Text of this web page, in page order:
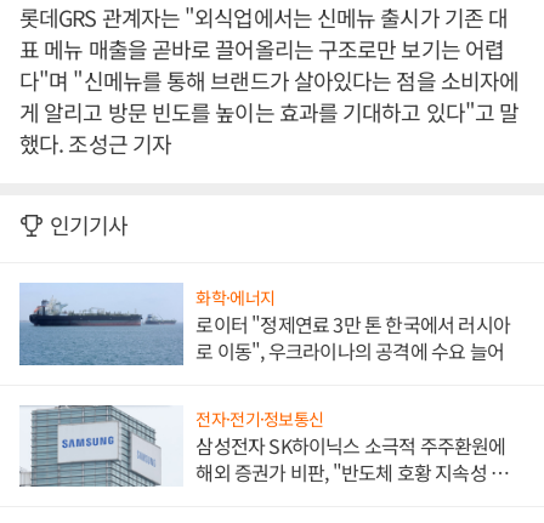
롯데GRS 관계자는 "외식업에서는 신메뉴 출시가 기존 대
표 메뉴 매출을 곧바로 끌어올리는 구조로만 보기는 어렵
다"며 "신메뉴를 통해 브랜드가 살아있다는 점을 소비자에
게 알리고 방문 빈도를 높이는 효과를 기대하고 있다"고 말
했다. 조성근 기자
인기기사
화학·에너지
로이터 "정제연료 3만 톤 한국에서 러시아
로 이동", 우크라이나의 공격에 수요 늘어
전자·전기·정보통신
삼성전자 SK하이닉스 소극적 주주환원에
해외 증권가 비판, "반도체 호황 지속성 의